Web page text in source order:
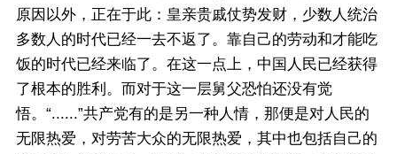
原因以外，正在于此：皇亲贵戚仗势发财，少数人统治
多数人的时代已经一去不返了。靠自己的劳动和才能吃
饭的时代已经来临了。在这一点上，中国人民已经获得
了根本的胜利。而对于这一层舅父恐怕还没有觉
悟。“......”共产党有的是另一种人情，那便是对人民的
无限热爱，对劳苦大众的无限热爱，其中也包括自己的